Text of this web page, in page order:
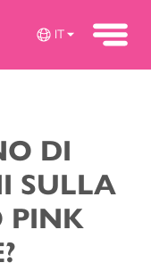
IT
DI
SULLA
PINK